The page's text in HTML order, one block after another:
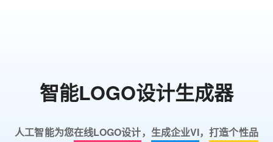
LOGO生成器
LOGO模板
智能LOGO设计生成器
人工智能为您在线LOGO设计， 生成企业VI，打造个性品